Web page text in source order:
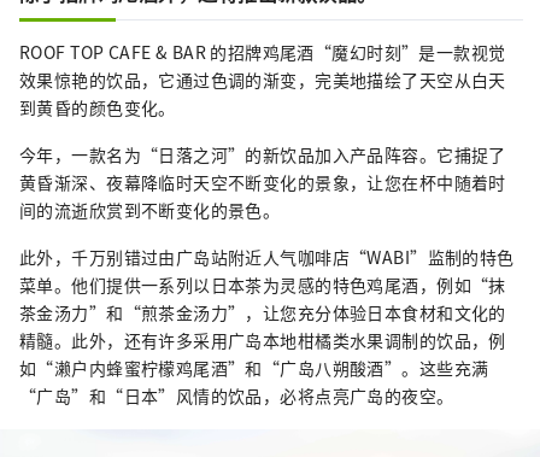
ROOF TOP CAFE & BAR 的招牌鸡尾酒“魔幻时刻”是一款视觉
效果惊艳的饮品，它通过色调的渐变，完美地描绘了天空从白天
到黄昏的颜色变化。
今年，一款名为“日落之河”的新饮品加入产品阵容。它捕捉了
黄昏渐深、夜幕降临时天空不断变化的景象，让您在杯中随着时
间的流逝欣赏到不断变化的景色。
此外，千万别错过由广岛站附近人气咖啡店“WABI”监制的特色
菜单。他们提供一系列以日本茶为灵感的特色鸡尾酒，例如“抹
茶金汤力”和“煎茶金汤力”，让您充分体验日本食材和文化的
精髓。此外，还有许多采用广岛本地柑橘类水果调制的饮品，例
如“濑户内蜂蜜柠檬鸡尾酒”和“广岛八朔酸酒”。这些充满
“广岛”和“日本”风情的饮品，必将点亮广岛的夜空。